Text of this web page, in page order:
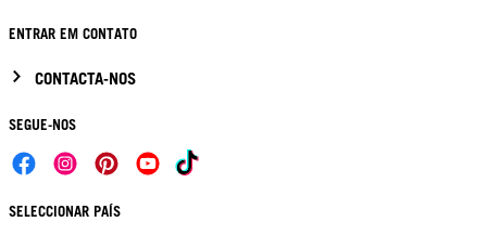
ENTRAR EM CONTATO
CONTACTA-NOS
SEGUE-NOS
SELECCIONAR PAÍS